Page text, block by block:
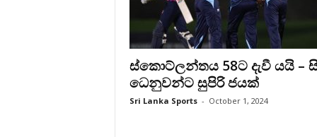
ස්කොට්ලන්තය 58ට දැවී යයි –
ධෙනුවන්ට සුපිරි ජයක්
Sri Lanka Sports - October 1, 2024